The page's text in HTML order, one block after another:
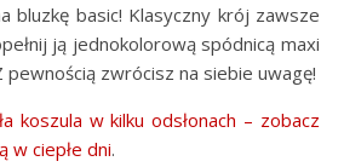
bluzkę basic! Klasyczny krój zawsze
ją jednokolorową spódnicą maxi
pewnością zwrócisz na siebie uwagę!
koszula w kilku odsłonach – zobacz
w ciepłe dni.